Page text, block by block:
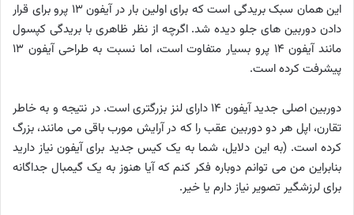
این همان سبک بریدگی است که برای اولین بار در آیفون ۱۳ پرو برای قرار
دادن دوربین های جلو دیده شد. اگرچه از نظر ظاهری با بریدگی کپسول
مانند آیفون ۱۴ پرو بسیار متفاوت است، اما نسبت به طراحی آیفون ۱۳
پیشرفت کرده است.
دوربین اصلی جدید آیفون ۱۴ دارای لنز بزرگتری است. در نتیجه و به خاطر
تقارن، اپل هر دو دوربین عقب را که در آرایش مورب باقی می مانند، بزرگ
کرده است. (به این دلایل، شما به یک کیس جدید برای آیفون نیاز دارید
بنابراین من می توانم دوباره فکر کنم که آیا هنوز به یک گیمبال جداگانه
برای لرزشگیر تصویر نیاز دارم یا خیر.